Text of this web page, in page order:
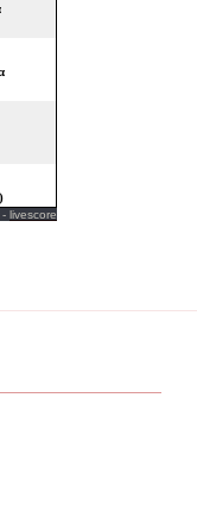
- livescore